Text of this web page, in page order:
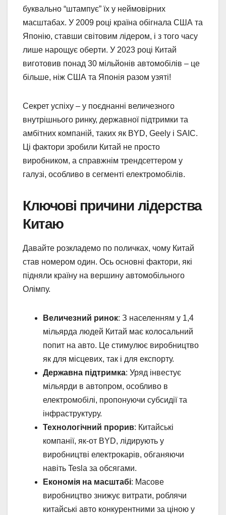
буквально “штампує” їх у неймовірних
масштабах. У 2009 році країна обігнала США та
Японію, ставши світовим лідером, і з того часу
лише нарощує оберти. У 2023 році Китай
виготовив понад 30 мільйонів автомобілів – це
більше, ніж США та Японія разом узяті!
Секрет успіху – у поєднанні величезного
внутрішнього ринку, державної підтримки та
амбітних компаній, таких як BYD, Geely і SAIC.
Ці фактори зробили Китай не просто
виробником, а справжнім трендсеттером у
галузі, особливо в сегменті електромобілів.
Ключові причини лідерства
Китаю
Давайте розкладемо по поличках, чому Китай
став номером один. Ось основні фактори, які
підняли країну на вершину автомобільного
Олімпу.
Величезний ринок: З населенням у 1,4
мільярда людей Китай має колосальний
попит на авто. Це стимулює виробництво
як для місцевих, так і для експорту.
Державна підтримка: Уряд інвестує
мільярди в автопром, особливо в
електромобілі, пропонуючи субсидії та
інфраструктуру.
Технологічний прорив: Китайські
компанії, як-от BYD, лідирують у
виробництві електрокарів, обганяючи
навіть Tesla за обсягами.
Економія на масштабі: Масове
виробництво знижує витрати, роблячи
китайські авто конкурентними за ціною у